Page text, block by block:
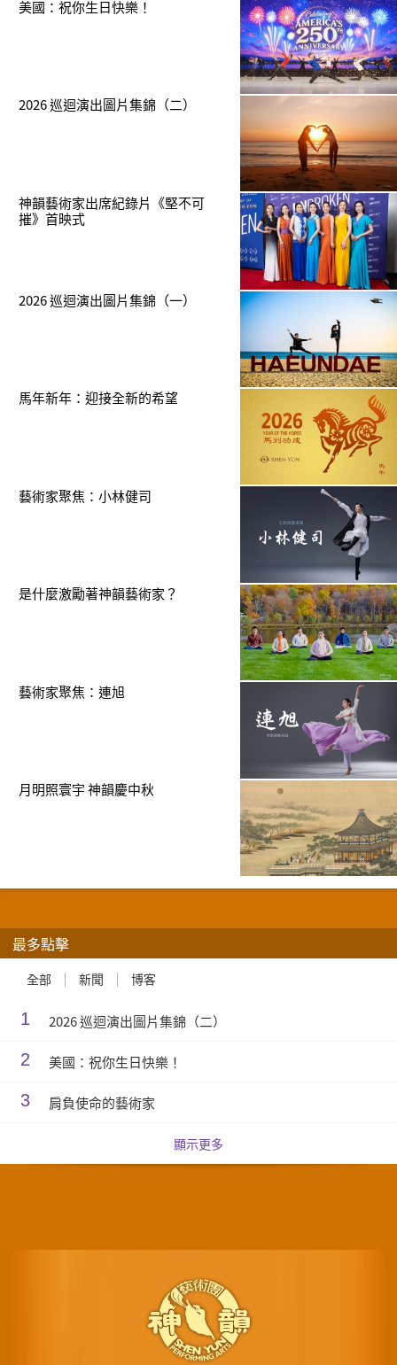
美國：祝你生日快樂！
2026 巡迴演出圖片集錦（二）
神韻藝術家出席紀錄片《堅不可
摧》首映式
2026 巡迴演出圖片集錦（一）
馬年新年：迎接全新的希望
藝術家聚焦：小林健司
是什麼激勵著神韻藝術家？
藝術家聚焦：連旭
月明照寰宇 神韻慶中秋
最多點擊
全部 新聞 博客
1 2026 巡迴演出圖片集錦（二）
2 美國：祝你生日快樂！
3 肩負使命的藝術家
顯示更多